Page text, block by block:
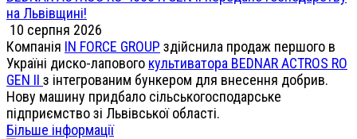
на Львівщині!
10 серпня 2026
Компанія IN FORCE GROUP здійснила продаж першого в
Україні диско-лапового культиватора BEDNAR ACTROS RO
GEN II з інтегрованим бункером для внесення добрив.
Нову машину придбало сільськогосподарське
підприємство зі Львівської області.
Більше інформації